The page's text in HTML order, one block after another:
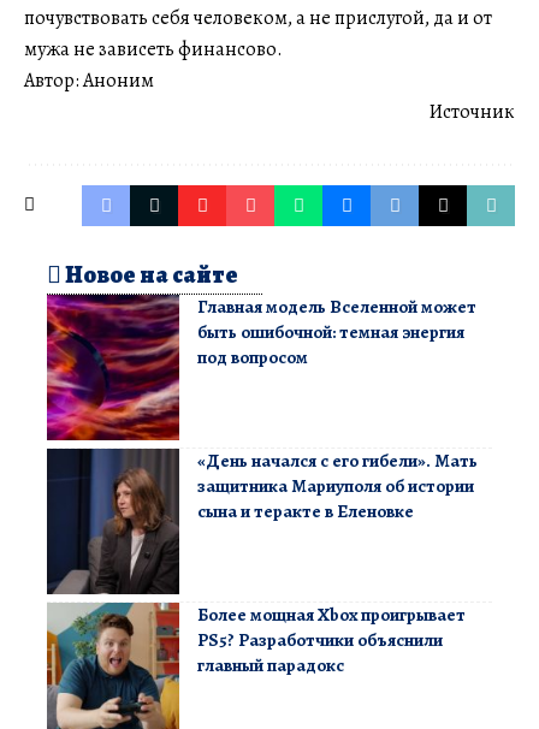
почувствовать себя человеком, а не прислугой, да и от
мужа не зависеть финансово.
Автор: Аноним
Источник
Новое на сайте
Главная модель Вселенной может
быть ошибочной: темная энергия
под вопросом
«День начался с его гибели». Мать
защитника Мариуполя об истории
сына и теракте в Еленовке
Более мощная Xbox проигрывает
PS5? Разработчики объяснили
главный парадокс